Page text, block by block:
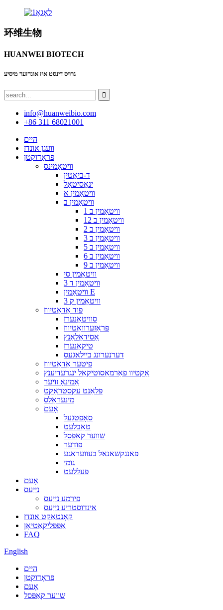
环维生物
HUANWEI BIOTECH
גרויס דינסט איז אונדזער מיסיע
info@huanweibio.com
+86 311 68021001
היים
וועגן אונדז
פּראָדוקטן
וויטאַמינס
ד-ביאָטין
ינאָסיטאָל
וויטאַמין א
וויטאַמין ב
וויטאַמין ב 1
וויטאַמין ב 12
וויטאַמין ב 2
וויטאַמין ב 3
וויטאַמין ב 5
וויטאַמין ב 6
וויטאַמין ב 9
וויטאַמין סי
וויטאַמין ד 3
וויטאַמין E
וויטאַמין ק 3
פוד אַדאַטיווז
סוויטאַנערז
פּראַזערוואַטיווז
אַסידאַלאַנץ
טיקאַנערז
דערנערונג ביילאגעס
פיטער אַדאַטיווז
אַקטיוו פאַרמאַסוטיקאַל ינגרעדיענץ
אַמינאָ זויער
פּלאַנט עקסטראַקט
מינעראַלס
אָעם
סאָפטגעל
טאַבלעט
שווער קאַפּסל
פּודער
פאַנגקשאַנאַל בעוועראַגע
גומי
פּעללעט
אָעם
נייַעס
פירמע נייַעס
אינדוסטריע נייַעס
קאָנטאַקט אונדז
אַפּפּליקאַטיאָן
FAQ
English
היים
פּראָדוקטן
אָעם
שווער קאַפּסל